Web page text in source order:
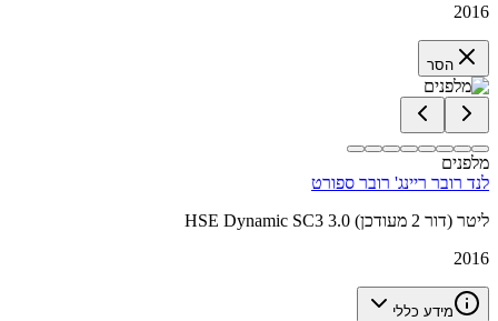
2016
הסר
מלפנים
לנד רובר ריינג' רובר ספורט
HSE Dynamic SC3 3.0 ליטר (דור 2 מעודכן)
2016
מידע כללי